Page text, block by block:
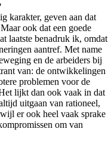
karakter, geven aan dat
ook dat een goede
laatste benadruk ik, omdat
aantref. Met name
en de arbeiders bij
van: de ontwikkelingen
problemen voor de
lijkt dan ook vaak in dat
uitgaan van rationeel,
er ook heel vaak sprake
om van